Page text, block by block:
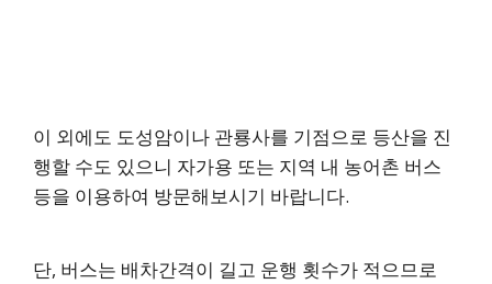
이 외에도 도성암이나 관룡사를 기점으로 등산을 진
행할 수도 있으니 자가용 또는 지역 내 농어촌 버스
등을 이용하여 방문해보시기 바랍니다.
단, 버스는 배차간격이 길고 운행 횟수가 적으므로